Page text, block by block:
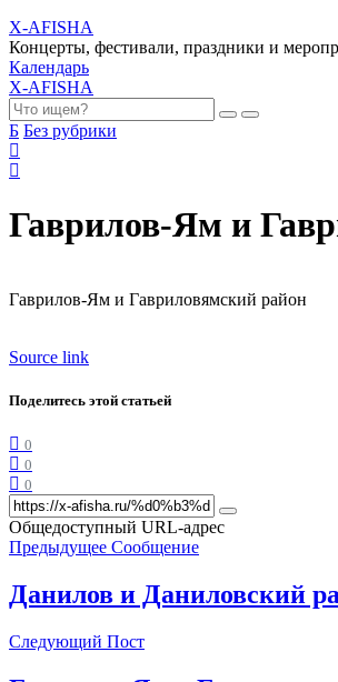
X-AFISHA
Концерты, фестивали, праздники и
Календарь
X-AFISHA
Б Без рубрики
Гаврилов-Ям и
Гаврилов-Ям и Гавриловямский район
Source link
Поделитесь этой статьей
0
0
0
Общедоступный URL-адрес
Предыдущее Сообщение
Данилов и Даниловский
Следующий Пост